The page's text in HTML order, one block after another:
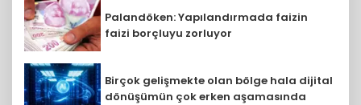
Palandöken: Yapılandırmada faizin
faizi borçluyu zorluyor
Birçok gelişmekte olan bölge hala dijital
dönüşümün çok erken aşamasında